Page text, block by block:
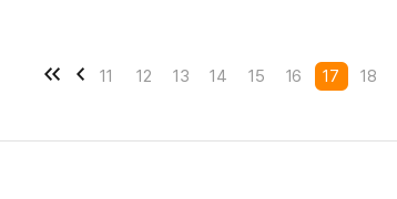
11 12 13 14 15 16 17 18